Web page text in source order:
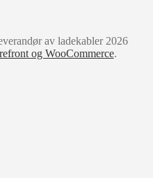
av ladekabler 2026
og WooCommerce.